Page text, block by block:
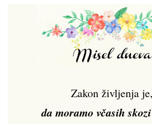
Zakon življenja je,
da moramo včasih skozi